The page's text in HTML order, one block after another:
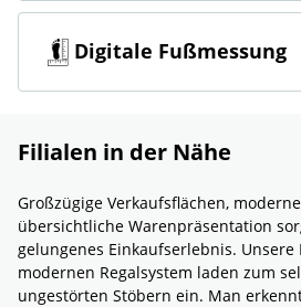
Digitale Fußmessung
Filialen in der Nähe
Großzügige Verkaufsflächen,
übersichtliche Warenpräsentation
gelungenes Einkaufserlebnis.
modernen Regalsystem laden zum
ungestörten Stöbern ein. Man